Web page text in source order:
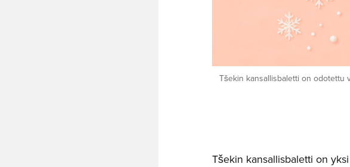
Tšekin kansallisbaletti on odotettu
Tšekin kansallisbaletti on